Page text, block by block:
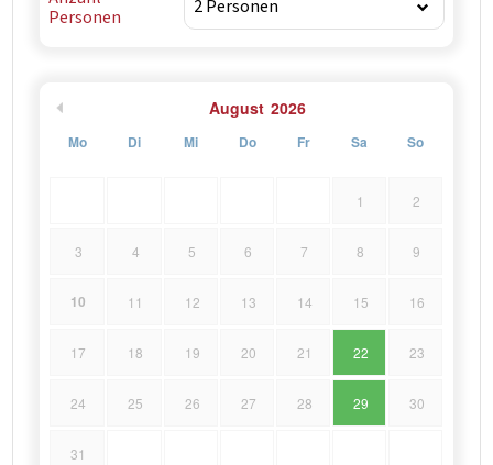
Personen
August 2026
Mo Di Mi Do Fr Sa So
1 2
3 4 5 6 7 8 9
10 11 12 13 14 15 16
17 18 19 20 21 22 23
24 25 26 27 28 29 30
31